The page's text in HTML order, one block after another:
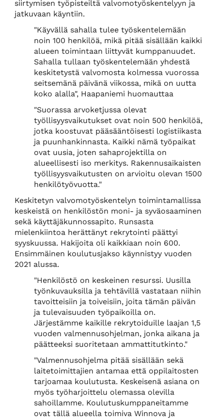
siirtymisen työpisteiltä valvomotyöskentelyyn ja
jatkuvaan käyntiin.
"Käyvällä sahalla tulee työskentelemään
noin 100 henkilöä, mikä pitää sisällään kaikki
alueen toimintaan liittyvät kumppanuudet.
Sahalla tullaan työskentelemään yhdestä
keskitetystä valvomosta kolmessa vuorossa
seitsemänä päivänä viikossa, mikä on uutta
koko alalla", Haapaniemi huomauttaa
"Suorassa arvoketjussa olevat
työllisyysvaikutukset ovat noin 500 henkilöä,
jotka koostuvat pääsääntöisesti logistiikasta
ja puunhankinnasta. Kaikki nämä työpaikat
ovat uusia, joten sahaprojektilla on
alueellisesti iso merkitys. Rakennusaikaisten
työllisyysvaikutusten on arvioitu olevan 1500
henkilötyövuotta."
Keskitetyn valvomotyöskentelyn toimintamallissa
keskeistä on henkilöstön moni- ja syväosaaminen
sekä käyttäjäkunnossapito. Runsasta
mielenkiintoa herättänyt rekrytointi päättyi
syyskuussa. Hakijoita oli kaikkiaan noin 600.
Ensimmäinen koulutusjakso käynnistyy vuoden
2021 alussa.
"Henkilöstö on keskeinen resurssi. Uusilla
työnkuvauksilla ja tehtävillä vastataan niihin
tavoitteisiin ja toiveisiin, joita tämän päivän
ja tulevaisuuden työpaikoilla on.
Järjestämme kaikille rekrytoiduille laajan 1,5
vuoden valmennusohjelman, jonka aikana ja
päätteeksi suoritetaan ammattitutkinto."
"Valmennusohjelma pitää sisällään sekä
laitetoimittajien antamaa että oppilaitosten
tarjoamaa koulutusta. Keskeisenä asiana on
myös työharjoittelu olemassa olevilla
sahoillamme. Koulutuskumppaneitamme
ovat tällä alueella toimiva Winnova ja